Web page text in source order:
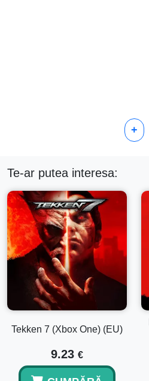
+
Te-ar putea interesa:
Tekken 7 (Xbox One) (EU)
9.23 €